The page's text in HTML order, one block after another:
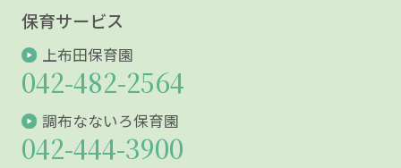
保育サービス
上布田保育園
042-482-2564
調布なないろ保育園
042-444-3900